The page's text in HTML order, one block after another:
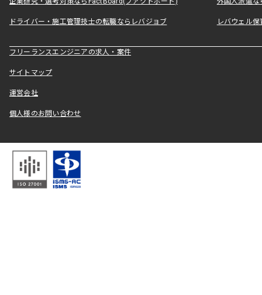
ドライバー・施工管理技士の転職ならレバジョブ レバウェル
フリーランスエンジニアの求人・案件
サイトマップ
運営会社
個人様のお問い合わせ